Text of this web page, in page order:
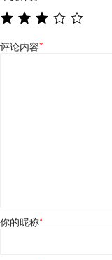
评论内容*
你的昵称*